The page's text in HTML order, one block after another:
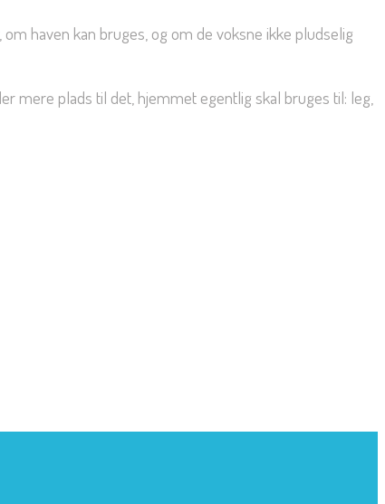
haven kan bruges, og om de voksne ikke pludselig
mere plads til det, hjemmet egentlig skal bruges til: leg,